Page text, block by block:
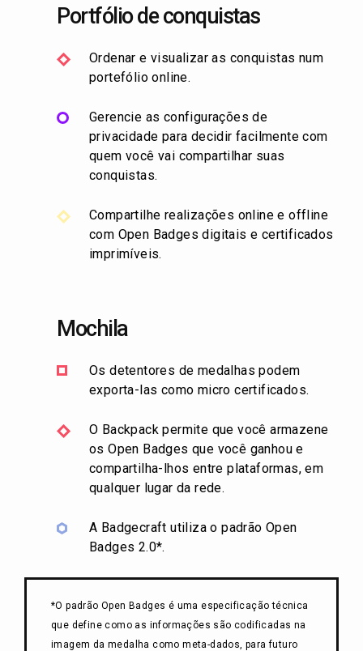
Portfólio de conquistas
Ordenar e visualizar as conquistas num
portefólio online.
Gerencie as configurações de
privacidade para decidir facilmente com
quem você vai compartilhar suas
conquistas.
Compartilhe realizações online e offline
com Open Badges digitais e certificados
imprimíveis.
Mochila
Os detentores de medalhas podem
exporta-las como micro certificados.
O Backpack permite que você armazene
os Open Badges que você ganhou e
compartilha-lhos entre plataformas, em
qualquer lugar da rede.
A Badgecraft utiliza o padrão Open
Badges 2.0*.
*O padrão Open Badges é uma especificação técnica
que define como as informações são codificadas na
imagem da medalha como meta-dados, para futuro